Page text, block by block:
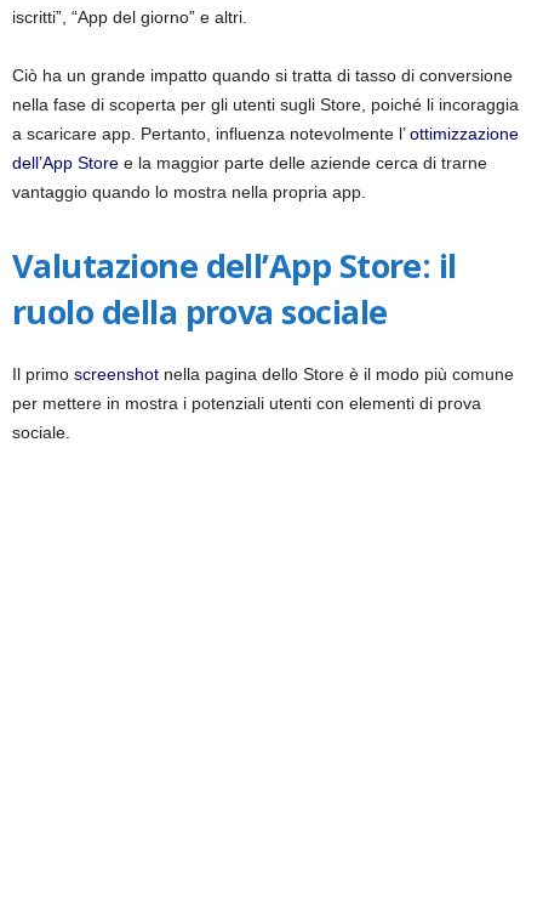
iscritti”, “App del giorno” e altri.
Ciò ha un grande impatto quando si tratta di tasso di conversione
nella fase di scoperta per gli utenti sugli Store, poiché li incoraggia
a scaricare app. Pertanto, influenza notevolmente l’ottimizzazione
dell’App Store e la maggior parte delle aziende cerca di trarne
vantaggio quando lo mostra nella propria app.
Valutazione dell’App Store: il
ruolo della prova sociale
Il primo screenshot nella pagina dello Store è il modo più comune
per mettere in mostra i potenziali utenti con elementi di prova
sociale.